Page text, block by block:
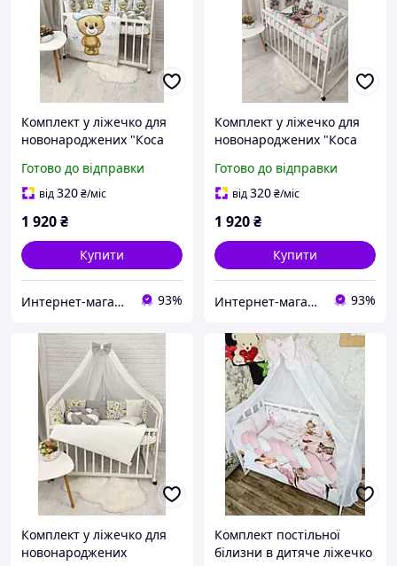
Комплект у ліжечко для
новонароджених "Коса
Готово до відправки
від320₴/міс
1 920₴
Купити
Интернет-магазин "GLADYS" 93%
Комплект у ліжечко для
новонароджених "Коса
Готово до відправки
від320₴/міс
1 920₴
Купити
Интернет-магазин "GLADYS" 93%
Комплект у ліжечко для
новонароджених
Комплект постільної
білизни в дитяче ліжечко